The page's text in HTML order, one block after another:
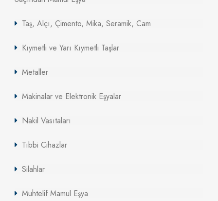
Taş, Alçı, Çimento, Mika, Seramik, Cam
Kıymetli ve Yarı Kıymetli Taşlar
Metaller
Makinalar ve Elektronik Eşyalar
Nakil Vasıtaları
Tıbbi Cihazlar
Silahlar
Muhtelif Mamul Eşya